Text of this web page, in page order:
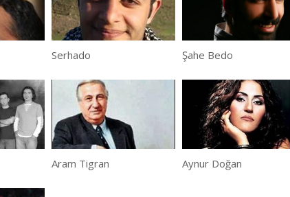
Serhado Şahe Bedo
Aram Tigran Aynur Doğan